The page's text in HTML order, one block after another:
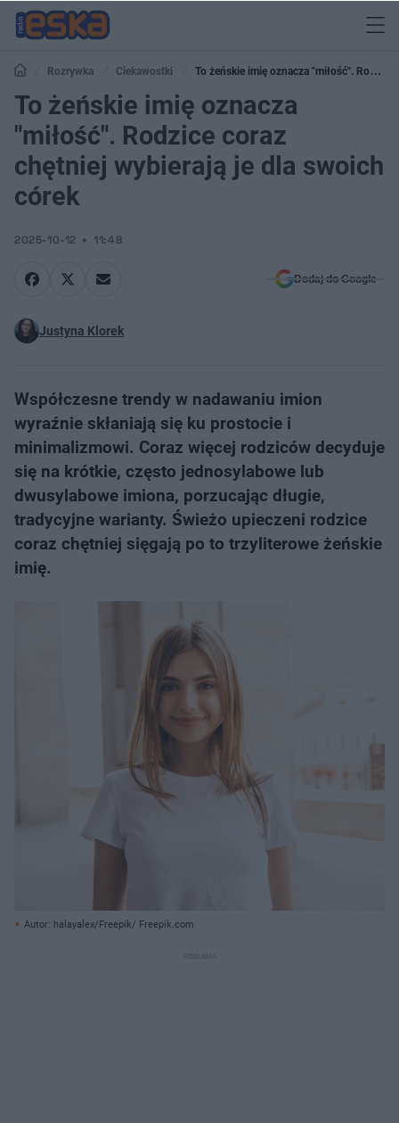
Rozrywka Ciekawostki
To żeńskie imię oznacza "miłość". Rodzice
coraz chętniej wybierają je dla swoich córek
To żeńskie imię oznacza
"miłość". Rodzice coraz
chętniej wybierają je dla swoich
córek
2025-10-12 11:48
Dodaj do Google
Justyna Klorek
Współczesne trendy w nadawaniu imion
wyraźnie skłaniają się ku prostocie i
minimalizmowi. Coraz więcej rodziców decyduje
się na krótkie, często jednosylabowe lub
dwusylabowe imiona, porzucając długie,
tradycyjne warianty. Świeżo upieczeni rodzice
coraz chętniej sięgają po to trzyliterowe żeńskie
imię.
Autor: halayalex/Freepik/ Freepik.com